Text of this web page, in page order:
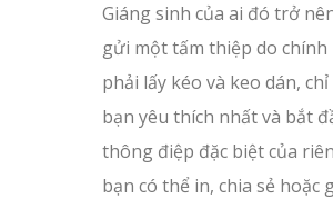
Giáng sinh của ai đó trở
gửi một tấm thiệp do chính
phải lấy kéo và keo dán,
bạn yêu thích nhất và bắt
thông điệp đặc biệt của
bạn có thể in, chia sẻ hoặc